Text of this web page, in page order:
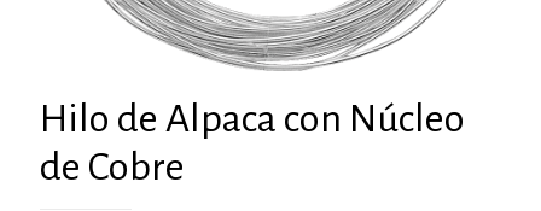
Hilo de Alpaca con Núcleo
de Cobre